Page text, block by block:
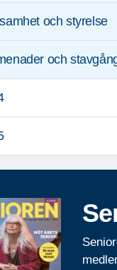
och styrelse
och